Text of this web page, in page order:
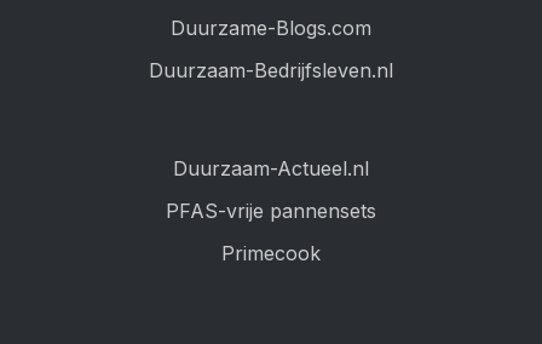
Duurzame-Blogs.com
Duurzaam-Bedrijfsleven.nl
Duurzaam-Actueel.nl
PFAS-vrije pannensets
Primecook